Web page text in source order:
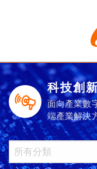
科技創
面向產業數
端產業解決